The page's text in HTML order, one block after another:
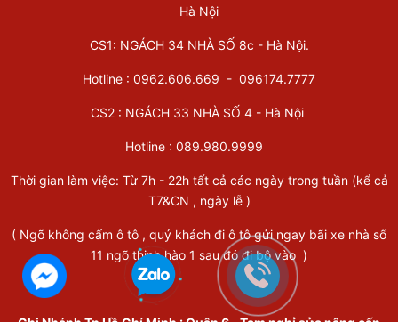
Hà Nội
CS1: NGÁCH 34 NHÀ SỐ 8c - Hà Nội.
Hotline : 0962.606.669 - 096174.7777
CS2 : NGÁCH 33 NHÀ SỐ 4 - Hà Nội
Hotline : 089.980.9999
Thời gian làm việc: Từ 7h - 22h tất cả các ngày trong tuần (kể cả
T7&CN , ngày lễ )
( Ngõ không cấm ô tô , quý khách đi ô tô gửi ngay bãi xe nhà số
11 ngõ thịnh hào 1 sau đó đi bộ vào )